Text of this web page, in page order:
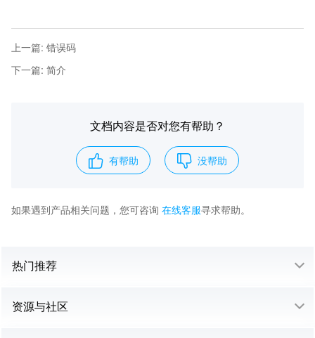
上一篇: 错误码
下一篇: 简介
文档内容是否对您有帮助？
有帮助 没帮助
如果遇到产品相关问题，您可咨询 在线客服寻求帮助。
热门推荐
资源与社区